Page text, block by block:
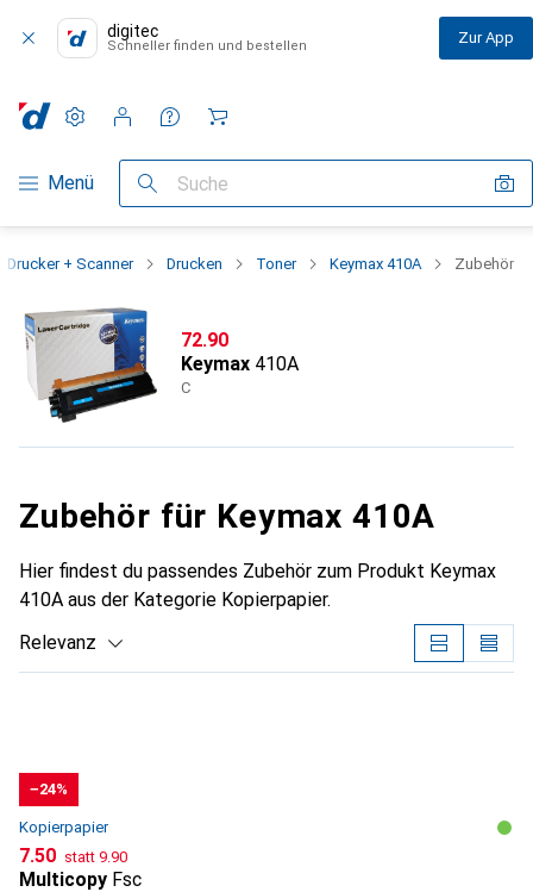
digitec
Schneller finden und bestellen Zur App
Navigation nach Kategorien
Menü Suche
Einstellungen
Kundenkonto
Vergleichslisten
Merklisten
Warenkorb
Drucker + Scanner Drucken Toner Keymax 410A Zubehör
CHF
72.90
Keymax 410A
C
Zubehör für Keymax 410A
Hier findest du passendes Zubehör zum Produkt Keymax
410A aus der Kategorie Kopierpapier.
Relevanz
−24%
Kopierpapier
CHF
7.50 statt CHF
9.90
Multicopy Fsc